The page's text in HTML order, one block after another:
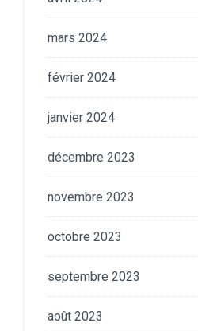
mars 2024
février 2024
janvier 2024
décembre 2023
novembre 2023
octobre 2023
septembre 2023
août 2023